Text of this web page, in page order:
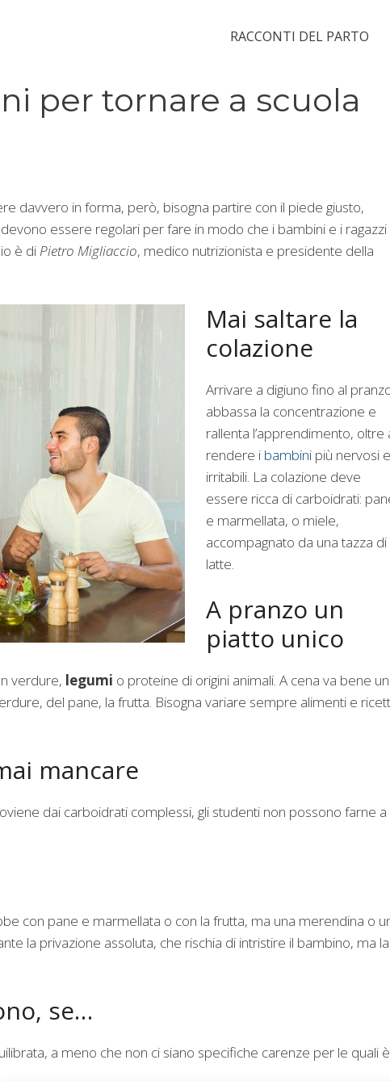
RACCONTI DEL PARTO
per tornare a scuola
davvero in forma, però, bisogna partire con il piede giusto,
essere regolari per fare in modo che i bambini e i ragazzi
è di Pietro Migliaccio, medico nutrizionista e presidente della
Mai saltare la
colazione
Arrivare a digiuno fino al
abbassa la concentrazione e
rallenta l’apprendimento, oltre
rendere i bambinipiù nervosi e
irritabili. La colazione deve
essere ricca di carboidrati:
e marmellata, o miele,
accompagnato da una tazza di
latte.
A pranzo un
piatto unico
verdure, legumi o proteine di origini animali. A cena va bene un
del pane, la frutta. Bisogna variare sempre alimenti e
mancare
dai carboidrati complessi, gli studenti non possono farne a
con pane e marmellata o con la frutta, ma una merendina o
la privazione assoluta, che rischia di intristire il bambino, ma la
se…
a meno che non ci siano specifiche carenze per le quali è